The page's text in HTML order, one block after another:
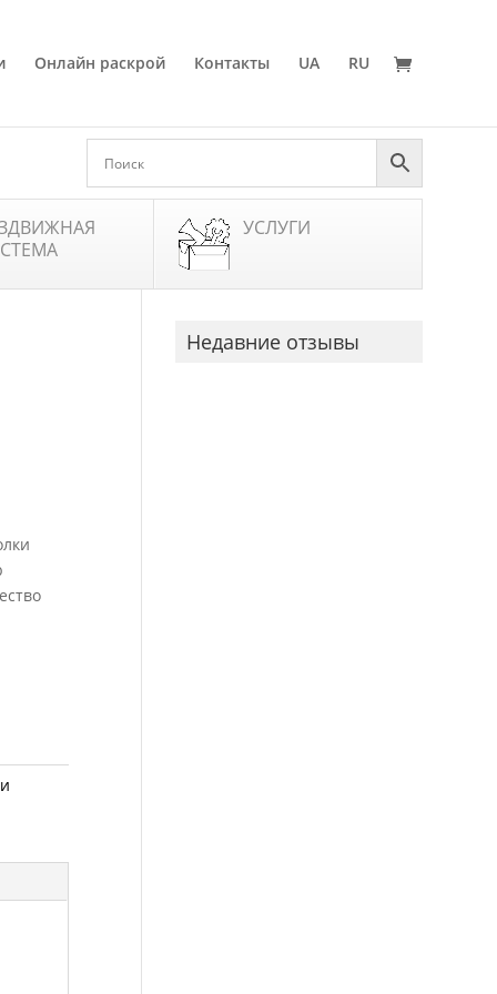
Онлайн раскрой Контакты UA RU
УСЛУГИ
Недавние отзывы